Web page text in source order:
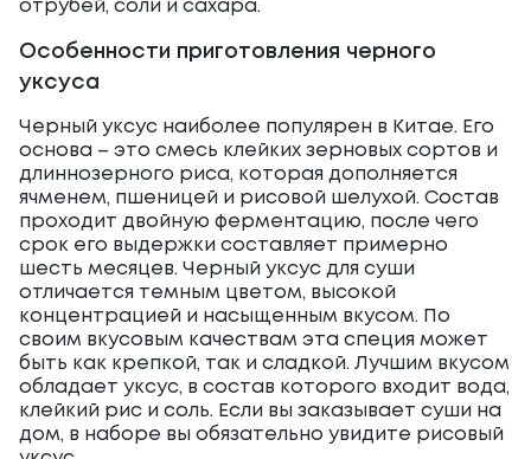
отрубей, соли и сахара.
Особенности приготовления черного
уксуса
Черный уксус наиболее популярен в Китае. Его
основа – это смесь клейких зерновых сортов и
длиннозерного риса, которая дополняется
ячменем, пшеницей и рисовой шелухой. Состав
проходит двойную ферментацию, после чего
срок его выдержки составляет примерно
шесть месяцев. Черный уксус для суши
отличается темным цветом, высокой
концентрацией и насыщенным вкусом. По
своим вкусовым качествам эта специя может
быть как крепкой, так и сладкой. Лучшим вкусом
обладает уксус, в состав которого входит вода,
клейкий рис и соль. Если вы заказывает суши на
дом, в наборе вы обязательно увидите рисовый